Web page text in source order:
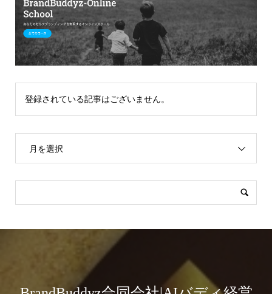
登録されている記事はございません。
月を選択